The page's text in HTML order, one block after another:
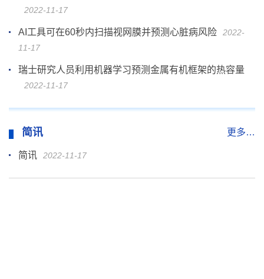
2022-11-17
AI工具可在60秒内扫描视网膜并预测心脏病风险
2022-
11-17
瑞士研究人员利用机器学习预测金属有机框架的热容量
2022-11-17
简讯 更多…
简讯 2022-11-17